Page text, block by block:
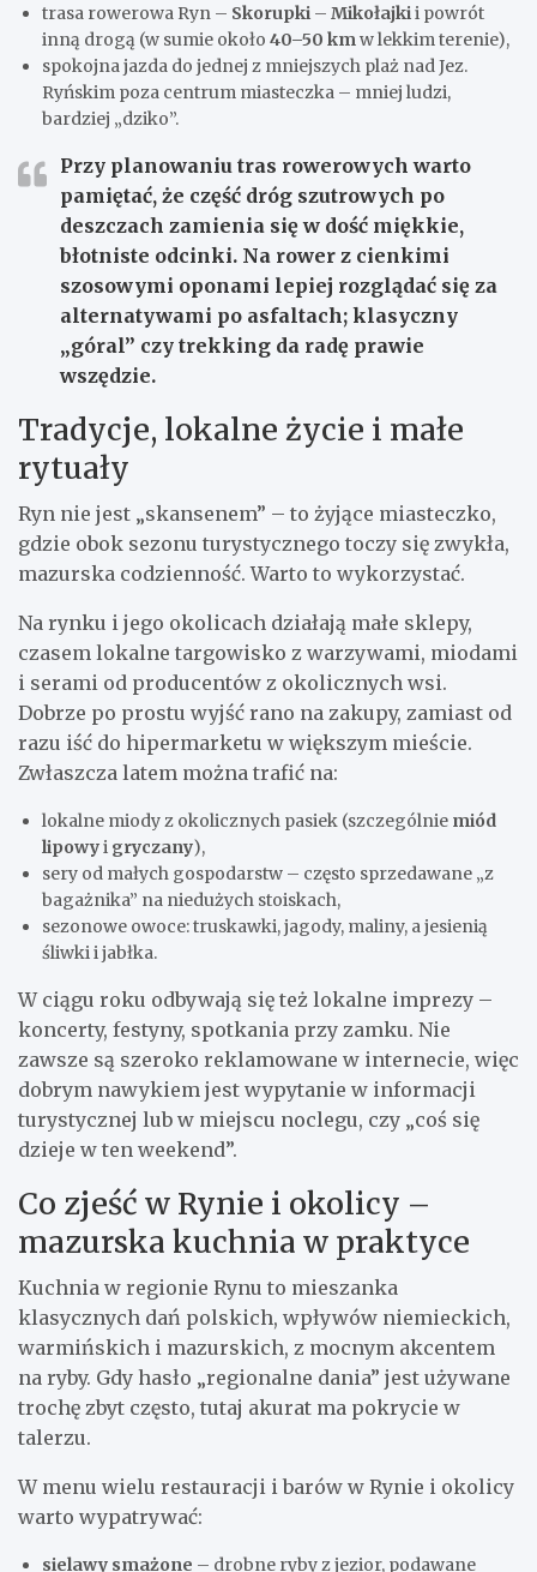
trasa rowerowa Ryn – Skorupki – Mikołajkii powrót
inną drogą (w sumie około 40–50 kmw lekkim terenie),
spokojna jazda do jednej z mniejszych plaż nad Jez.
Ryńskim poza centrum miasteczka – mniej ludzi,
bardziej „dziko”.
Przy planowaniu tras rowerowych warto
pamiętać, że część dróg szutrowych po
deszczach zamienia się w dość miękkie,
błotniste odcinki. Na rower z cienkimi
szosowymi oponami lepiej rozglądać się za
alternatywami po asfaltach; klasyczny
„góral” czy trekking da radę prawie
wszędzie.
Tradycje, lokalne życie i małe
rytuały
Ryn nie jest „skansenem” – to żyjące miasteczko,
gdzie obok sezonu turystycznego toczy się zwykła,
mazurska codzienność. Warto to wykorzystać.
Na rynku i jego okolicach działają małe sklepy,
czasem lokalne targowisko z warzywami, miodami
i serami od producentów z okolicznych wsi.
Dobrze po prostu wyjść rano na zakupy, zamiast od
razu iść do hipermarketu w większym mieście.
Zwłaszcza latem można trafić na:
lokalne miody z okolicznych pasiek (szczególnie miód
lipowyi gryczany),
sery od małych gospodarstw – często sprzedawane „z
bagażnika” na niedużych stoiskach,
sezonowe owoce: truskawki, jagody, maliny, a jesienią
śliwki i jabłka.
W ciągu roku odbywają się też lokalne imprezy –
koncerty, festyny, spotkania przy zamku. Nie
zawsze są szeroko reklamowane w internecie, więc
dobrym nawykiem jest wypytanie w informacji
turystycznej lub w miejscu noclegu, czy „coś się
dzieje w ten weekend”.
Co zjeść w Rynie i okolicy –
mazurska kuchnia w praktyce
Kuchnia w regionie Rynu to mieszanka
klasycznych dań polskich, wpływów niemieckich,
warmińskich i mazurskich, z mocnym akcentem
na ryby. Gdy hasło „regionalne dania” jest używane
trochę zbyt często, tutaj akurat ma pokrycie w
talerzu.
W menu wielu restauracji i barów w Rynie i okolicy
warto wypatrywać:
sielawy smażone – drobne ryby z jezior, podawane